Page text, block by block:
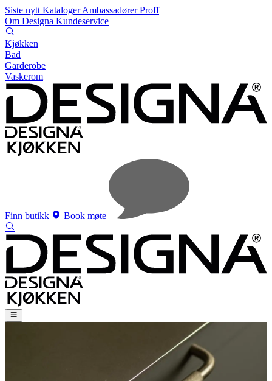
Siste nytt KatalogerAmbassadørerProff
Om Designa Kundeservice
Kjøkken
Bad
Garderobe
Vaskerom
Finn butikk Book møte